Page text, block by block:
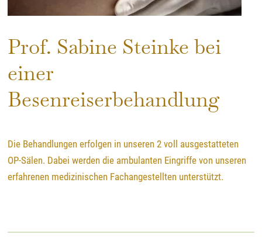
Prof. Sabine Steinke bei
einer
Besenreiserbehandlung
Die Behandlungen erfolgen in unseren 2 voll ausgestatteten
OP-Sälen. Dabei werden die ambulanten Eingriffe von unseren
erfahrenen medizinischen Fachangestellten unterstützt.